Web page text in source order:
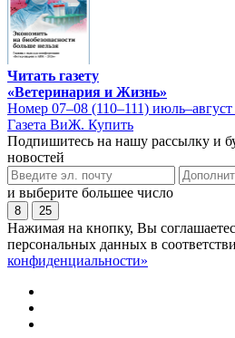
Читать газету
«Ветеринария и Жизнь»
Номер 07–08 (110–111) июль–август
Газета ВиЖ. Купить
Подпишитесь на нашу рассылку и
новостей
и выберите большее число
8 25
Нажимая на кнопку, Вы
персональных данных в
конфиденциальности»